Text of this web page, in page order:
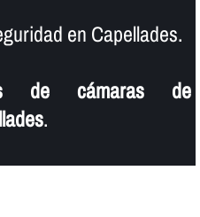
en Capellades.
de cámaras de
.